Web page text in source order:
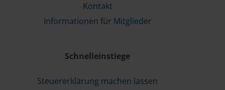
Kontakt
Informationen für Mitglieder
Schnelleinstiege
Steuererklärung machen lassen